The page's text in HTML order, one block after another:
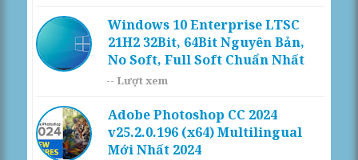
Windows 10 Enterprise LTSC
21H2 32Bit, 64Bit Nguyên Bản,
No Soft, Full Soft Chuẩn Nhất
-- Lượt xem
Adobe Photoshop CC 2024
v25.2.0.196 (x64) Multilingual
Mới Nhất 2024